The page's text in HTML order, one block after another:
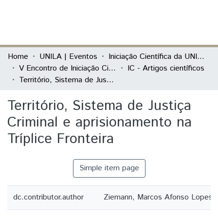
Communities & Collections
All of DSpace
Home UNILA | Eventos
Iniciação Científica da UNILA (IC)
V Encontro de Iniciação Científica e I Encontro Anual de Iniciação ao Desenvolvimento Tecnológico e Inovação
IC - Artigos científicos
Território, Sistema de Justiça Criminal e aprisionamento na Tríplice Fronteira
Território, Sistema de Justiça
Criminal e aprisionamento na
Tríplice Fronteira
Simple item page
dc.contributor.author Ziemann, Marcos Afonso Lopes